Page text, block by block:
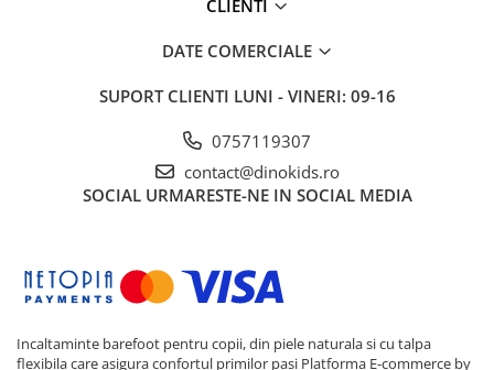
CLIENTI
DATE COMERCIALE
SUPORT CLIENTI LUNI - VINERI: 09-16
0757119307
contact@dinokids.ro
SOCIAL URMARESTE-NE IN SOCIAL MEDIA
Incaltaminte barefoot pentru copii, din piele naturala si cu talpa
flexibila care asigura confortul primilor pasi Platforma E-commerce by